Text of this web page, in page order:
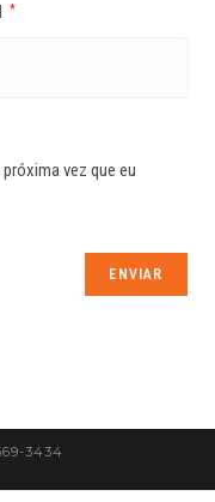
*
vez que eu
3434